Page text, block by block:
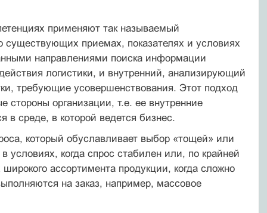
применяют так называемый
существующих приемах, показателях и условиях
направлениями поиска информации
логистики, и внутренний, анализирующий
требующие усовершенствования. Этот подход
стороны организации, т.е. ее внутренние
среде, в которой ведется бизнес.
который обуславливает выбор «тощей» или
условиях, когда спрос стабилен или, по крайней
ассортимента продукции, когда сложно
на заказ, например, массовое